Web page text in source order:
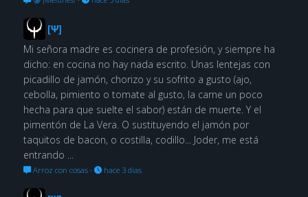
[Ψ]
Mi señora madre es cocinera de profesión, y siempre ha
dicho: en cocina no hay nada escrito. Unas lentejas con
picadillo de jamón, chorizo y su sofrito a gusto (ajo,
cebolla, pimiento o tomate al gusto, la carne un poco
hecha para que suelte el sabor) están de muerte. Y el
pimentón de La Vera. O sustituyendo el jamón por
taquitos de bacon, o costilla, codillo... Joder, me está
entrando ...
Arroz con cosas· hace 3 días